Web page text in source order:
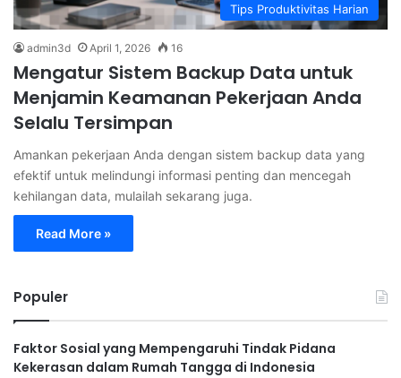
Tips Produktivitas Harian
admin3d April 1, 2026 16
Mengatur Sistem Backup Data untuk
Menjamin Keamanan Pekerjaan Anda
Selalu Tersimpan
Amankan pekerjaan Anda dengan sistem backup data yang
efektif untuk melindungi informasi penting dan mencegah
kehilangan data, mulailah sekarang juga.
Read More »
Populer
Faktor Sosial yang Mempengaruhi Tindak Pidana
Kekerasan dalam Rumah Tangga di Indonesia